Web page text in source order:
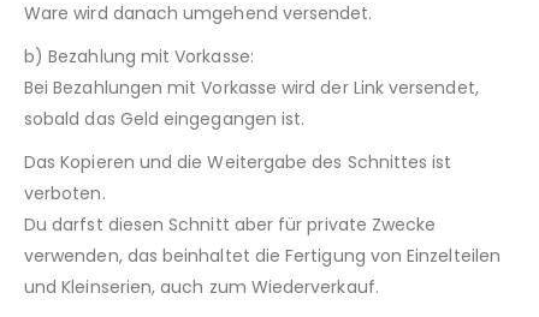
Ware wird danach umgehend versendet.
b) Bezahlung mit Vorkasse:
Bei Bezahlungen mit Vorkasse wird der Link versendet,
sobald das Geld eingegangen ist.
Das Kopieren und die Weitergabe des Schnittes ist
verboten.
Du darfst diesen Schnitt aber für private Zwecke
verwenden, das beinhaltet die Fertigung von Einzelteilen
und Kleinserien, auch zum Wiederverkauf.